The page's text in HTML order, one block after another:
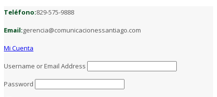
Teléfono:829-575-9888
Email:gerencia@comunicacionessantiago.com
Mi Cuenta
Username or Email Address
Password